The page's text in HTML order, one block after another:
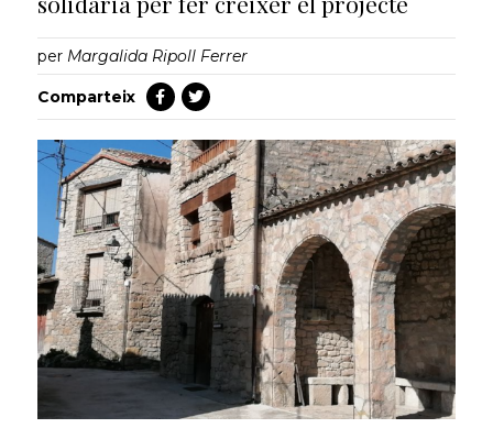
per Margalida Ripoll Ferrer
Comparteix